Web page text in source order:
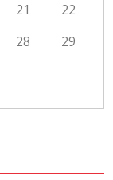
21
22
28
29